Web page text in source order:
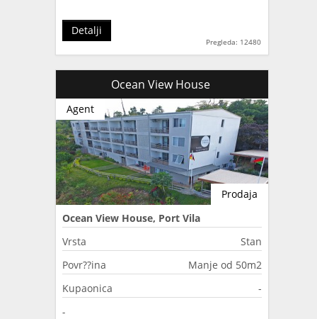
Pregleda: 12480
Detalji
Ocean View House
Prodaja
Agent
Ocean View House, Port Vila
Vrsta
Stan
Povr??ina
Manje od 50m2
Kupaonica
-
-